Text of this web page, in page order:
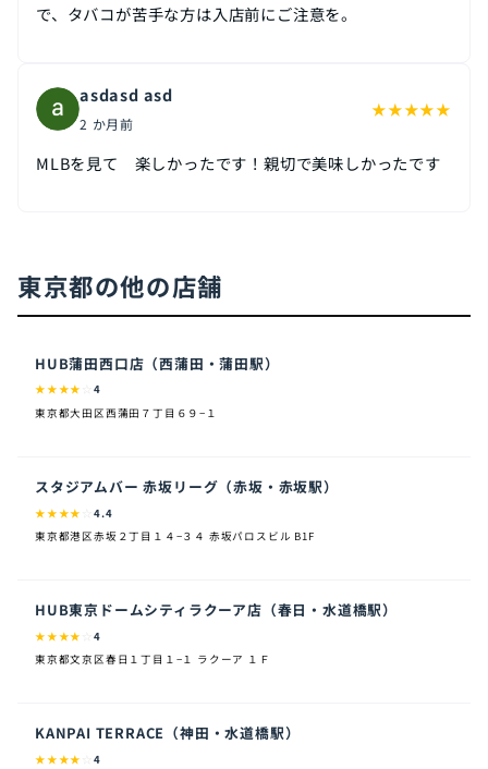
で、タバコが苦手な方は入店前にご注意を。
asdasd asd
2 か月前
★★★★★
MLBを見て 楽しかったです！親切で美味しかったです
東京都の他の店舗
HUB蒲田西口店（西蒲田・蒲田駅）
★★★★ ☆4
東京都大田区西蒲田７丁目６９−１
スタジアムバー 赤坂リーグ（赤坂・赤坂駅）
★★★★ ☆4.4
東京都港区赤坂２丁目１４−３４ 赤坂パロスビル B1F
HUB東京ドームシティラクーア店（春日・水道橋駅）
★★★★ ☆4
東京都文京区春日１丁目１−１ ラクーア １Ｆ
KANPAI TERRACE（神田・水道橋駅）
★★★★ ☆4